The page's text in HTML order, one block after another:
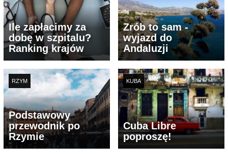
Ile zapłacimy za
dobę w szpitalu?
Ranking krajów
Zrób to sam -
wyjazd do
Andaluzji
RZYM
Podstawowy
przewodnik po
Rzymie
KUBA
Cuba Libre
poproszę!